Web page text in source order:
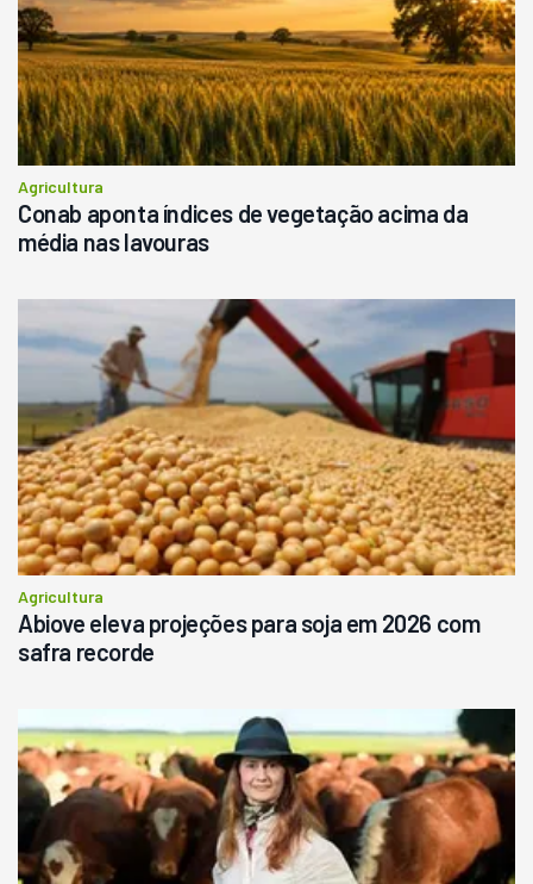
Agricultura
Conab aponta índices de vegetação acima da
média nas lavouras
Agricultura
Abiove eleva projeções para soja em 2026 com
safra recorde